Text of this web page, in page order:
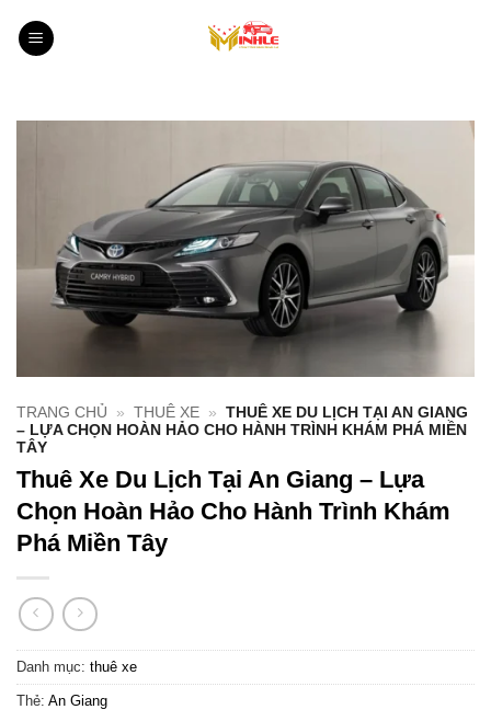
qua
TRANG CHỦ » THUÊ XE »
THUÊ XE DU LỊCH TẠI AN GIANG
– LỰA CHỌN HOÀN HẢO CHO HÀNH TRÌNH KHÁM PHÁ MIỀN
TÂY
Thuê Xe Du Lịch Tại An Giang – Lựa
Chọn Hoàn Hảo Cho Hành Trình Khám
Phá Miền Tây
Danh mục: thuê xe
Thẻ: An Giang